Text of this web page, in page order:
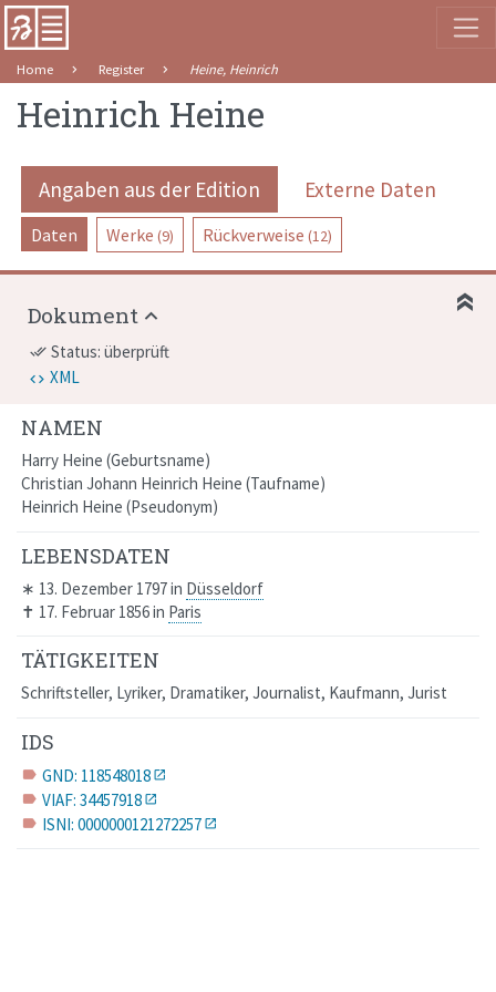
Home Register Heine, Heinrich
Heinrich Heine
Angaben aus der Edition Externe Daten
Daten Werke (9) Rückverweise (12)
NAMEN
Harry Heine Geburtsname
Christian Johann Heinrich Heine Taufname
Heinrich Heine Pseudonym
LEBENSDATEN
∗ 13. Dezember 1797in Düsseldorf
✝ 17. Februar 1856in Paris
TÄTIGKEITEN
Schriftsteller, Lyriker, Dramatiker, Journalist, Kaufmann, Jurist
IDS
label GND: 118548018
label VIAF: 34457918
label ISNI: 0000000121272257
Dokument
done_all Status: überprüft
XML